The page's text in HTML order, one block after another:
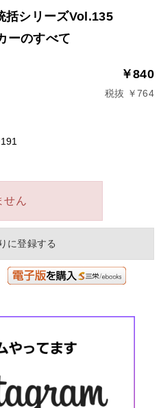
シリーズVol.135
ーのすべて
￥840
税抜 ￥764
せん
に登録する